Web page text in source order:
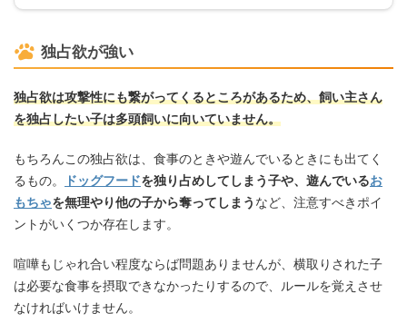
独占欲が強い
独占欲は攻撃性にも繋がってくるところがあるため、飼い主さん
を独占したい子は多頭飼いに向いていません。
もちろんこの独占欲は、食事のときや遊んでいるときにも出てく
るもの。
ドッグフードを独り占めしてしまう子や、遊んでいるお
もちゃを無理やり他の子から奪ってしまう など、注意すべきポイ
ントがいくつか存在します。
喧嘩もじゃれ合い程度ならば問題ありませんが、横取りされた子
は必要な食事を摂取できなかったりするので、ルールを覚えさせ
なければいけません。